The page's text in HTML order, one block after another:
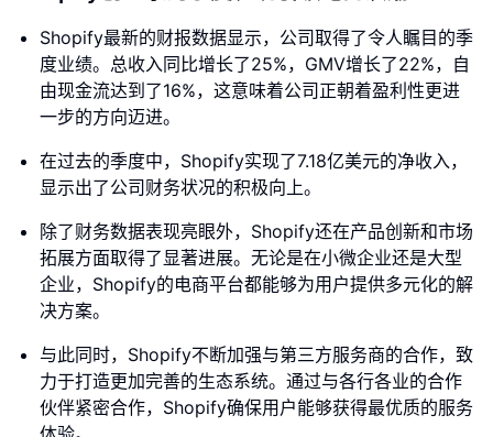
Shopify最新的财报数据显示，公司取得了令人瞩目的季
度业绩。总收入同比增长了25%，GMV增长了22%，自
由现金流达到了16%，这意味着公司正朝着盈利性更进
一步的方向迈进。
在过去的季度中，Shopify实现了7.18亿美元的净收入，
显示出了公司财务状况的积极向上。
除了财务数据表现亮眼外，Shopify还在产品创新和市场
拓展方面取得了显著进展。无论是在小微企业还是大型
企业，Shopify的电商平台都能够为用户提供多元化的解
决方案。
与此同时，Shopify不断加强与第三方服务商的合作，致
力于打造更加完善的生态系统。通过与各行各业的合作
伙伴紧密合作，Shopify确保用户能够获得最优质的服务